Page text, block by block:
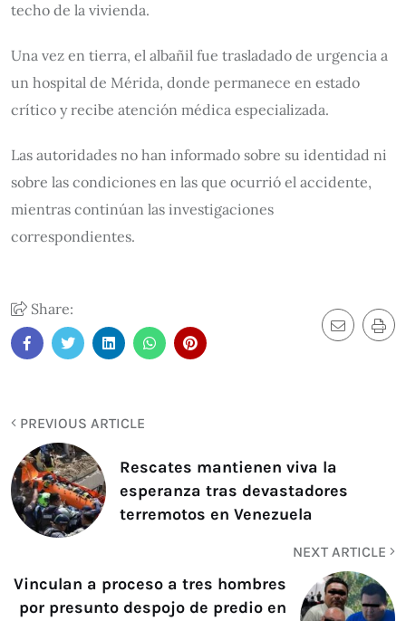
techo de la vivienda.
Una vez en tierra, el albañil fue trasladado de urgencia a
un hospital de Mérida, donde permanece en estado
crítico y recibe atención médica especializada.
Las autoridades no han informado sobre su identidad ni
sobre las condiciones en las que ocurrió el accidente,
mientras continúan las investigaciones
correspondientes.
Share:
PREVIOUS ARTICLE
Rescates mantienen viva la
esperanza tras devastadores
terremotos en Venezuela
NEXT ARTICLE
Vinculan a proceso a tres hombres
por presunto despojo de predio en